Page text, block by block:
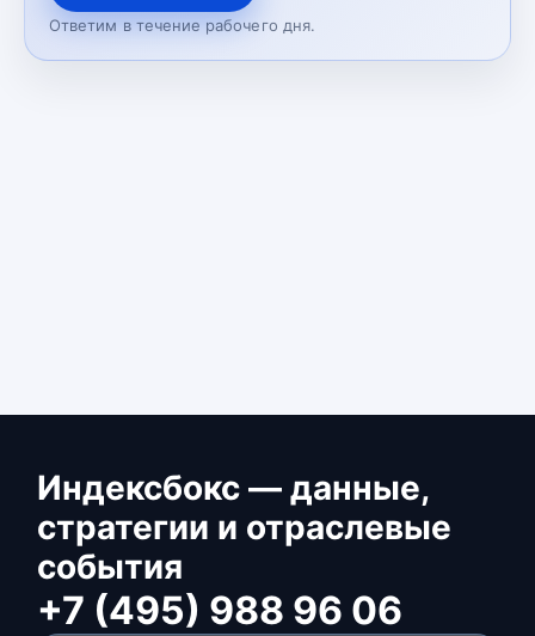
Ответим в течение рабочего дня.
Индексбокс — данные,
стратегии и отраслевые
события
+7 (495) 988 96 06